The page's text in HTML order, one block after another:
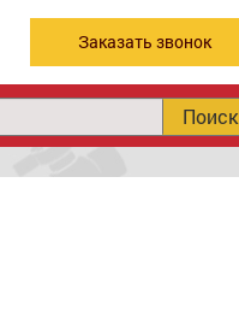
Заказать звонок
Поиск